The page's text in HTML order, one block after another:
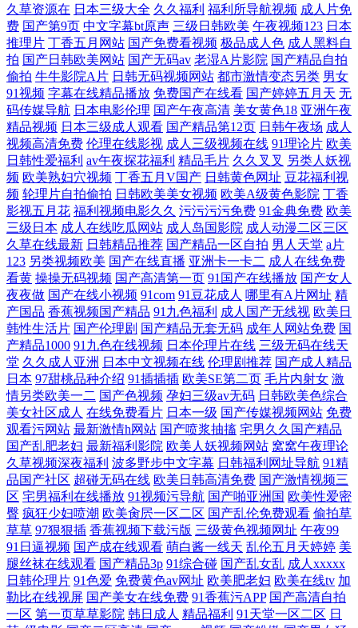
欧美另类图区清纯亚洲 91看频 欧美大尺寸suv免费 91国内精品自线在拍
欧美粗大视频 91传mei 女人色极品影院 欧美综合一区二区三区 av大片网站
全网热播电影电视剧 bt之家下载论坛 人成免费观看 草比影视 日本免费三
肏屄一区二区三 日本黄色影视步 波多野42部无 日本成本人片免 不卡一区
二区三区四区 欧美亚洲综合在 91夫妻看篇 欧美一级精品在线观看 97社M
国产极品视频 人妻丝袜20p 99国产三 欧美777 91成人蜜桃在线
久草资源在 日本三级大全 久久福利 福利所导航视频 成人片免
费 国产第9页 中文字幕bt原声 三级日韩欧美 午夜视频123 日本
推理片 丁香五月网站 国产免费看视频 极品成人色 成人黑料自
拍 国产日韩欧美网站 国产无码av 老湿A片影院 国产精品自拍
偷拍 牛牛影院A片 日韩无码视频网站 都市激情变态另类 男女
91视频 字幕在线精品播放 免费国产在线看 国产婷婷五月天 无
码传媒导航 日本电影伦理 国产午夜高清 美女黄色18 亚洲午夜
精品视频 日本三级成人观看 国产精品第12页 日韩午夜场 成人
视频高清免费 伦理在线影视 成人三级视频在线 91理论片 欧美
日韩性爱福利 av午夜探花福利 精品毛片 久久叉叉 另类人妖视
频 欧美熟妇穴视频 丁香五月V国产 日韩黄色网址 豆花福利视
频 轮理片自拍偷拍 日韩欧美美女视频 欧美A级黄色影院 丁香
影视五月花 福利视频电影久久 污污污污免费 91金典免费 欧美
三级日本 成人在线吃瓜网站 成人岛国影院 成人动漫二区三区
久草在线最新 日韩精品推荐 国产精品一区自拍 男人天堂 a片
123 另类视频欧美 国产在线直播 亚洲卡一卡二 成人在线免费
看黄 操操无码视频 国产高清第一页 91国产在线播放 国产女人
夜夜做 国产在线小视频 91com 91豆花成人 哪里有A片网址 精
产国品 香蕉视频国产精品 91九色福利 成人国产无线视 欧美日
韩性生活片 国产伦理剧 国产精品无套无码 成年人网站免费 国
产精品1000 91九色在线视频 日本伦理片在线 三级无码在线天
堂 久久成人亚洲 日本中文视频在线 伦理剧推荐 国产成人精品
日本 97甜桃品种介绍 91插插插 欧美SE第二页 毛片内射女 激
情另类欧美一二 国产色视频 孕妇三级av无码 日韩欧美色综合
美女社区成人 在线免费看片 日本一级 国产传媒视频网站 免费
观看污网站 最新激情h网站 国产喷浆抽搐 宅男久久国产精品
国产乱肥老妇 最新福利影院 欧美人妖视频网站 窝窝午夜理论
久草视频深夜福利 波多野步中文字幕 日韩福利网址导航 91精
品国产社区 超碰无码在线 欧美日韩高清免费 国产激情视频三
区 宅男福利在线播放 91视频污导航 国产啪亚洲国 欧美性爱密
臀 疯狂少妇喷潮 欧美肏屄一区二区 国产乱伦免费观看 偷拍草
草草 97狠狠插 香蕉视频下载污版 三级黄色视频网址 午夜99
91日逼视频 国产成在线观看 萌白酱一线天 乱伦五月天婷婷 美
腿丝袜在线观看 国产精品3p 91综合碰 国产乱女乱 成人xxxxx
日韩伦理片 91色爱 免费黄色av网址 欧美肥老妇 欧美在线tv 加
勒比在线视屏 国产美女在线免费 91香蕉污APP 国产高清自拍
一区 第一页草草影院 韩日成人 精品福利 91天堂一区二区 日